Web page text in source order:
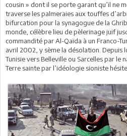
cousin » dont il se porte garant qu’il ne
traverse les palmeraies aux touffes
bifurcation pour la synagogue de la
monde, célèbre lieu de pèlerinage juif
commandité par Al-Qaïda à un Franco-
avril 2002, y sème la désolation. Depuis
Tunisie vers Belleville ou Sarcelles par le
Terre sainte par l’idéologie sioniste